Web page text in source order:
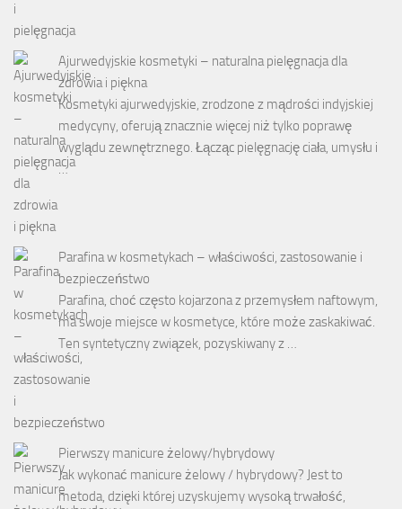
Ajurwedyjskie kosmetyki – naturalna pielęgnacja dla
zdrowia i piękna
Kosmetyki ajurwedyjskie, zrodzone z mądrości indyjskiej
medycyny, oferują znacznie więcej niż tylko poprawę
wyglądu zewnętrznego. Łącząc pielęgnację ciała, umysłu i
…
Parafina w kosmetykach – właściwości, zastosowanie i
bezpieczeństwo
Parafina, choć często kojarzona z przemysłem naftowym,
ma swoje miejsce w kosmetyce, które może zaskakiwać.
Ten syntetyczny związek, pozyskiwany z …
Pierwszy manicure żelowy/hybrydowy
Jak wykonać manicure żelowy / hybrydowy? Jest to
metoda, dzięki której uzyskujemy wysoką trwałość,